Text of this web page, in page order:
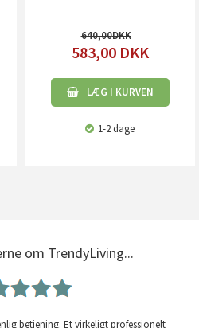
640,00
583,00 DKK
LÆG I KURVEN
1-2 dage
om TrendyLiving...
betjening. Et virkeligt professionelt